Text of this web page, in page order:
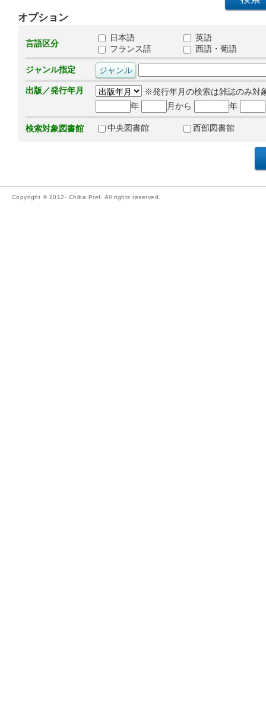
オプション
言語区分
日本語
英語
フランス語
西語・葡語
ジャンル指定
出版／発行年月
※発行年月の検索は雑誌のみ対
年
月から 年
検索対象図書館 中央図書館 西部図書館
Copyright © 2012- Chiba Pref. All rights reserved.